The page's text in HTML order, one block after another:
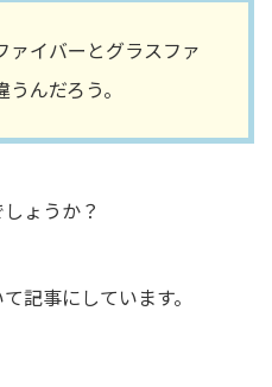
ァイバーとグラスファ
んだろう。
ょうか？
記事にしています。